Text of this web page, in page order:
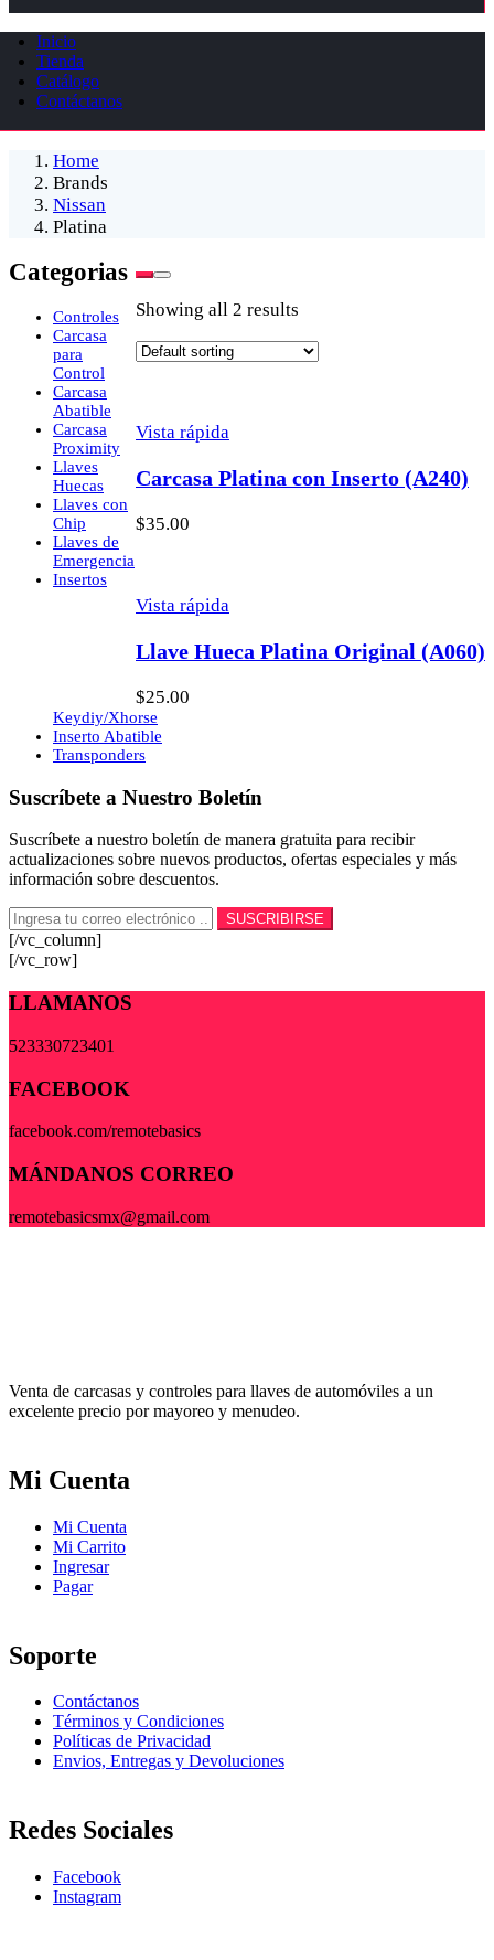
Inicio
Tienda
Catálogo
Contáctanos
Home
Brands
Nissan
Platina
Showing all 2 results
Vista rápida
Carcasa Platina con Inserto (A240)
$35.00
Vista rápida
Llave Hueca Platina Original (A060)
$25.00
Categorias
Controles
Carcasa
para
Control
Carcasa
Abatible
Carcasa
Proximity
Llaves
Huecas
Llaves con
Chip
Llaves de
Emergencia
Insertos
Keydiy/Xhorse
Inserto Abatible
Transponders
Suscríbete a Nuestro Boletín
Suscríbete a nuestro boletín de manera gratuita para recibir
actualizaciones sobre nuevos productos, ofertas especiales y más
información sobre descuentos.
[/vc_column]
[/vc_row]
LLAMANOS
523330723401
FACEBOOK
facebook.com/remotebasics
MÁNDANOS CORREO
remotebasicsmx@gmail.com
Venta de carcasas y controles para llaves de automóviles a un
excelente precio por mayoreo y menudeo.
Mi Cuenta
Mi Cuenta
Mi Carrito
Ingresar
Pagar
Soporte
Contáctanos
Términos y Condiciones
Políticas de Privacidad
Envios, Entregas y Devoluciones
Redes Sociales
Facebook
Instagram